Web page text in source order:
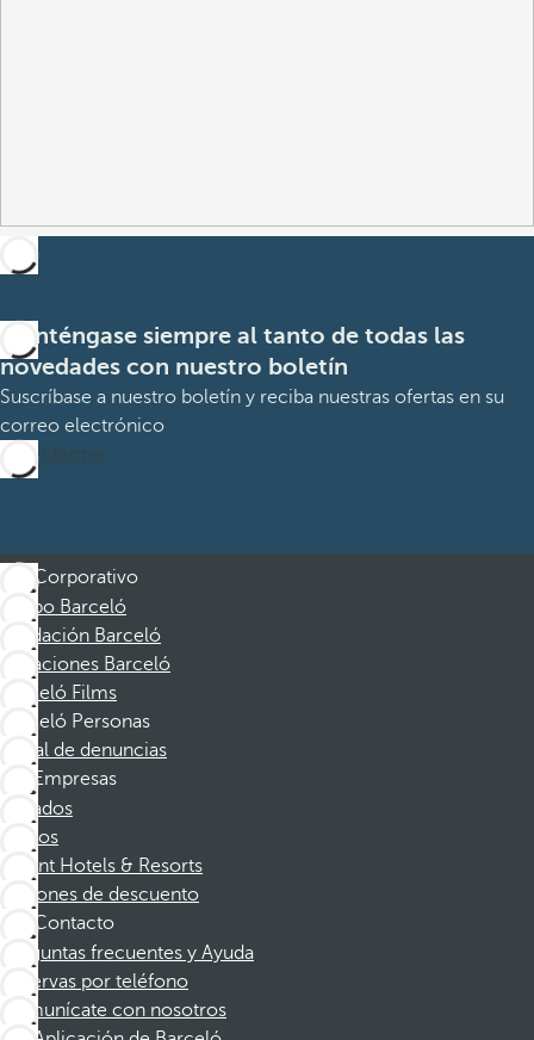
Manténgase siempre al tanto de todas las
novedades con nuestro boletín
Suscríbase a nuestro boletín y reciba nuestras ofertas en su
correo electrónico
Suscribirme
Corporativo
Grupo Barceló
Fundación Barceló
Vacaciones Barceló
Barceló Films
Barceló Personas
Canal de denuncias
Empresas
Afiliados
Socios
Dorint Hotels & Resorts
Cupones de descuento
Contacto
Preguntas frecuentes y Ayuda
Reservas por teléfono
Comunícate con nosotros